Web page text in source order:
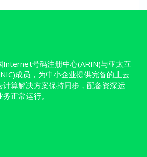
Internet号码注册中心(ARIN)与亚太互
成员，为中小企业提供完备的上云
算解决方案保持同步，配备资深运
正常运行。